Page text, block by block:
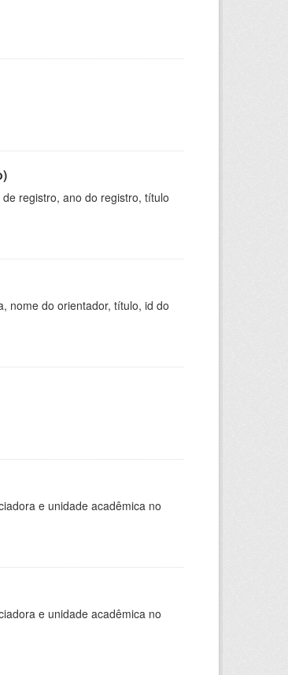
registro, ano do registro, título
nome do orientador, título, id do
e unidade acadêmica no
e unidade acadêmica no